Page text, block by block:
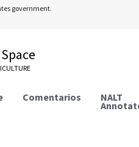
government.
Comentarios NALT